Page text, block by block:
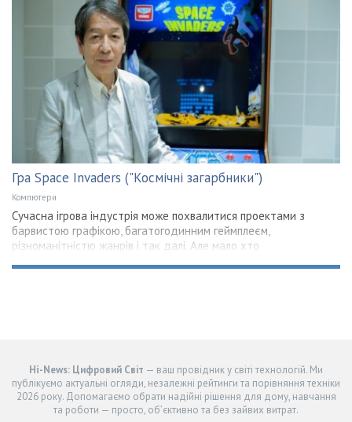
Гра Space Invaders ("Космічні загарбники")
Компютери
Сучасна ігрова індустрія може похвалитися проектами з
барвистою графікою, багатогодинним геймплеєм,
різноманітністю жанрів і так далі. Але мало хто
Hi-News: Цифровий Світ — ваш провідник у світі технологій. Ми
публікуємо актуальні огляди, незалежні рейтинги та порівняння техніки
2026 року. Допомагаємо обрати надійні рішення для дому, навчання
та роботи — просто, об’єктивно та без зайвих витрат.